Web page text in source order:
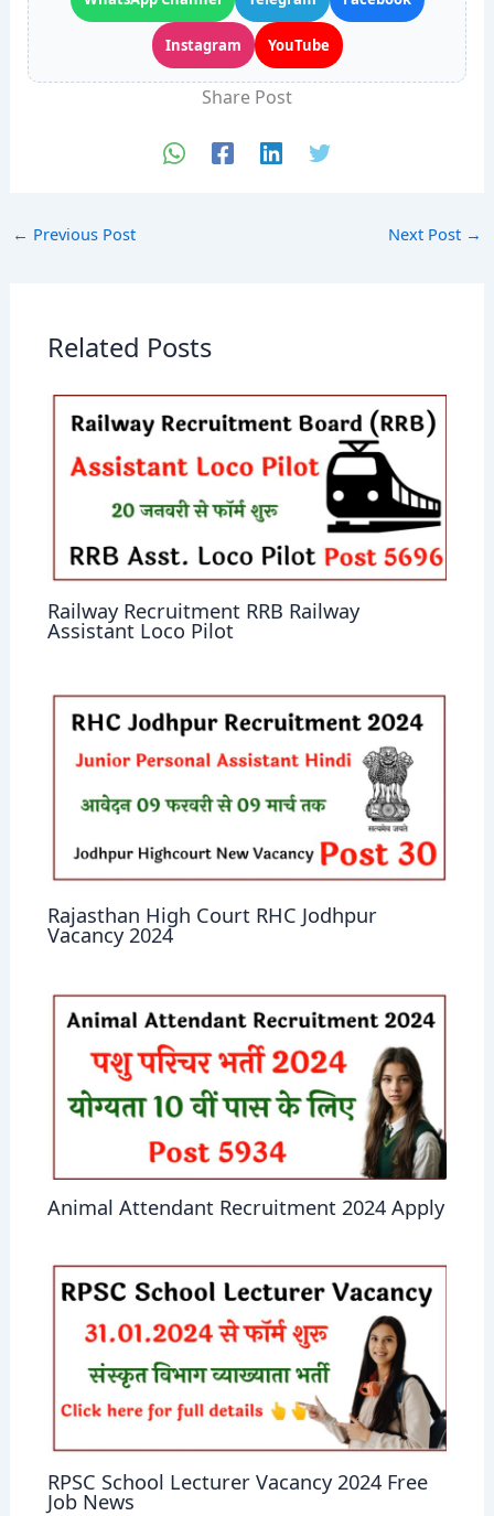
Instagram YouTube
Share Post
← Previous Post Next Post →
Related Posts
Railway Recruitment RRB Railway
Assistant Loco Pilot
Rajasthan High Court RHC Jodhpur
Vacancy 2024
Animal Attendant Recruitment 2024 Apply
RPSC School Lecturer Vacancy 2024 Free
Job News